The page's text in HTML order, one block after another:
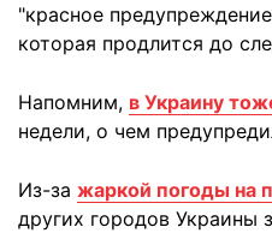
"красное
которая продлится до
Напомним, в Украину
недели, о чем
Из-за жаркой погоды на
других городов Украины